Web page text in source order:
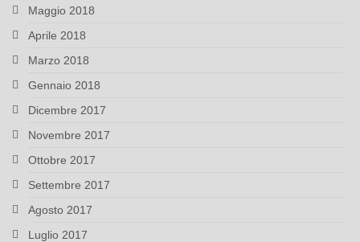
Maggio 2018
Aprile 2018
Marzo 2018
Gennaio 2018
Dicembre 2017
Novembre 2017
Ottobre 2017
Settembre 2017
Agosto 2017
Luglio 2017